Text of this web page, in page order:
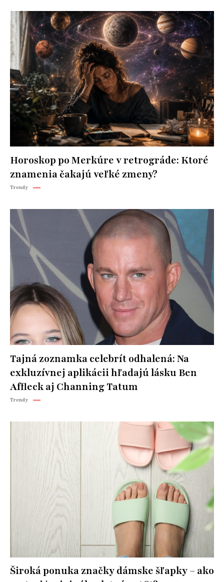
Horoskop po Merkúre v retrográde: Ktoré
znamenia čakajú veľké zmeny?
Trendy
Tajná zoznamka celebrít odhalená: Na
exkluzívnej aplikácii hľadajú lásku Ben
Affleck aj Channing Tatum
Trendy
Široká ponuka značky dámske šľapky – ako